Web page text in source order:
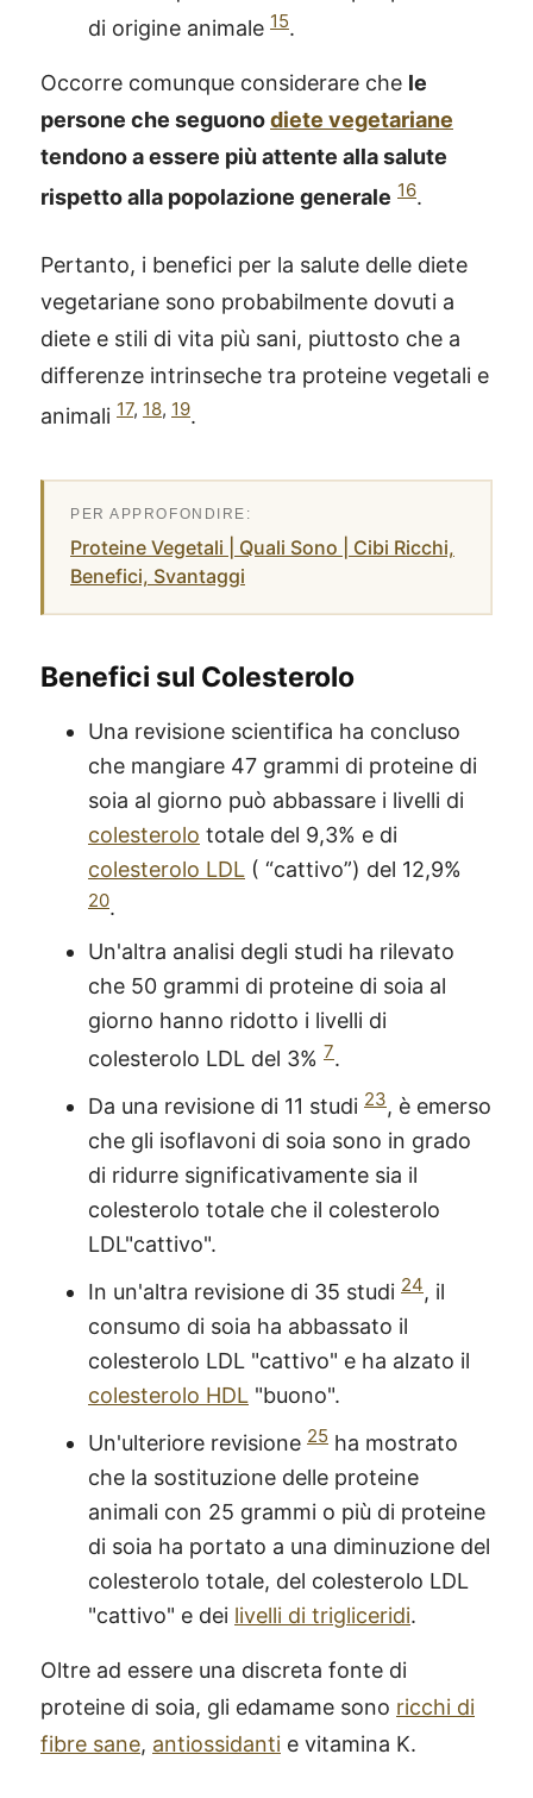
di origine animale 15.
Occorre comunque considerare che le
persone che seguonodiete vegetariane
tendono a essere più attente alla salute
rispetto alla popolazione generale 16.
Pertanto, i benefici per la salute delle diete
vegetariane sono probabilmente dovuti a
diete e stili di vita più sani, piuttosto che a
differenze intrinseche tra proteine vegetali e
animali 17, 18, 19.
Proteine Vegetali | Quali Sono | Cibi Ricchi,
Benefici, Svantaggi
Benefici sul Colesterolo
Una revisione scientifica ha concluso
che mangiare 47 grammi di proteine di
soia al giorno può abbassare i livelli di
colesterolo totale del 9,3% e di
colesterolo LDL ( “cattivo”) del 12,9%
20.
Un'altra analisi degli studi ha rilevato
che 50 grammi di proteine di soia al
giorno hanno ridotto i livelli di
colesterolo LDL del 3% 7.
Da una revisione di 11 studi 23, è emerso
che gli isoflavoni di soia sono in grado
di ridurre significativamente sia il
colesterolo totale che il colesterolo
LDL"cattivo".
In un'altra revisione di 35 studi 24, il
consumo di soia ha abbassato il
colesterolo LDL "cattivo" e ha alzato il
colesterolo HDL "buono".
Un'ulteriore revisione 25 ha mostrato
che la sostituzione delle proteine
animali con 25 grammi o più di proteine
di soia ha portato a una diminuzione del
colesterolo totale, del colesterolo LDL
"cattivo" e dei livelli di trigliceridi.
Oltre ad essere una discreta fonte di
proteine di soia, gli edamame sono ricchi di
fibre sane, antiossidanti e vitamina K.